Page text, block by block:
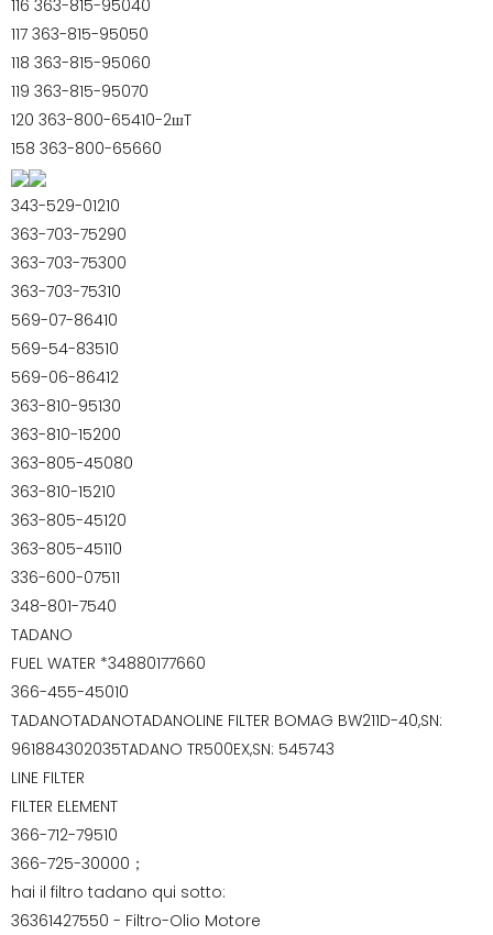
116 363-815-95040
117 363-815-95050
118 363-815-95060
119 363-815-95070
120 363-800-65410-2шT
158 363-800-65660
343-529-01210
363-703-75290
363-703-75300
363-703-75310
569-07-86410
569-54-83510
569-06-86412
363-810-95130
363-810-15200
363-805-45080
363-810-15210
363-805-45120
363-805-45110
336-600-07511
348-801-7540
TADANO
FUEL WATER *34880177660
366-455-45010
TADANOTADANOTADANOLINE FILTER BOMAG BW211D-40,SN:
961884302035TADANO TR500EX,SN: 545743
LINE FILTER
FILTER ELEMENT
366-712-79510
366-725-30000；
hai il filtro tadano qui sotto:
36361427550 - Filtro-Olio Motore